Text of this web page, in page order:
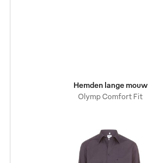
Hemden lange mouw
Olymp Comfort Fit